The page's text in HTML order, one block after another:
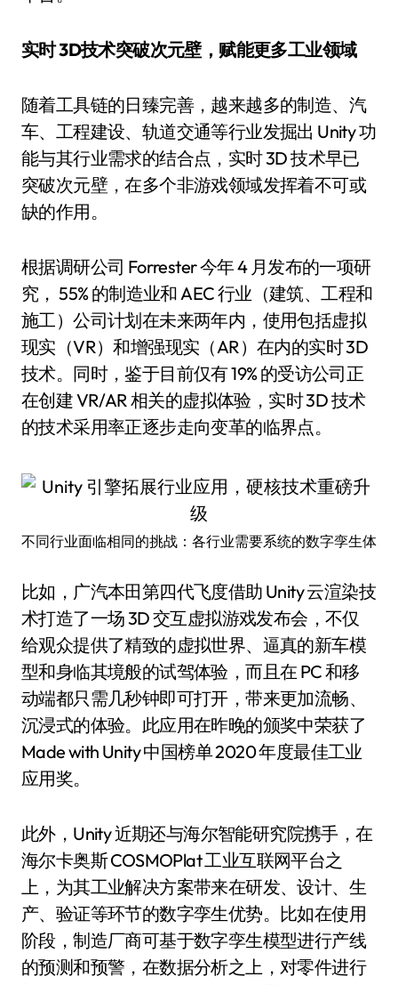
实时 3D技术突破次元壁，赋能更多工业领域
随着工具链的日臻完善，越来越多的制造、汽
车、工程建设、轨道交通等行业发掘出 Unity 功
能与其行业需求的结合点，实时 3D 技术早已
突破次元壁，在多个非游戏领域发挥着不可或
缺的作用。
根据调研公司 Forrester 今年 4 月发布的一项研
究， 55% 的制造业和 AEC 行业（建筑、工程和
施工）公司计划在未来两年内，使用包括虚拟
现实（VR）和增强现实（AR）在内的实时 3D
技术。同时，鉴于目前仅有 19% 的受访公司正
在创建 VR/AR 相关的虚拟体验，实时 3D 技术
的技术采用率正逐步走向变革的临界点。
不同行业面临相同的挑战：各行业需要系统的数字孪生体
比如，广汽本田第四代飞度借助 Unity 云渲染技
术打造了一场 3D 交互虚拟游戏发布会，不仅
给观众提供了精致的虚拟世界、逼真的新车模
型和身临其境般的试驾体验，而且在 PC 和移
动端都只需几秒钟即可打开，带来更加流畅、
沉浸式的体验。此应用在昨晚的颁奖中荣获了
Made with Unity 中国榜单 2020 年度最佳工业
应用奖。
此外，Unity 近期还与海尔智能研究院携手，在
海尔卡奥斯 COSMOPlat 工业互联网平台之
上，为其工业解决方案带来在研发、设计、生
产、验证等环节的数字孪生优势。比如在使用
阶段，制造厂商可基于数字孪生模型进行产线
的预测和预警，在数据分析之上，对零件进行